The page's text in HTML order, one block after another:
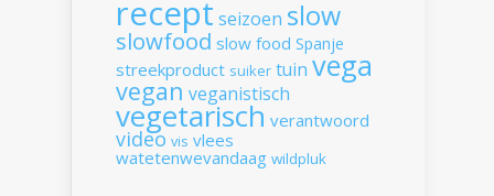
recept seizoen slow
slowfood slow food Spanje
streekproduct suiker tuin vega
vegan veganistisch
vegetarisch verantwoord
video vis vlees
watetenwevandaag wildpluk